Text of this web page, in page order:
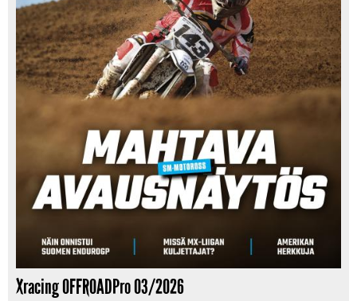
Xracing OFFROADPro 03/2026